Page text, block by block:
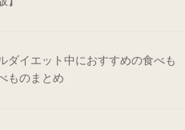
ダイエット中におすすめの食べも
ものまとめ